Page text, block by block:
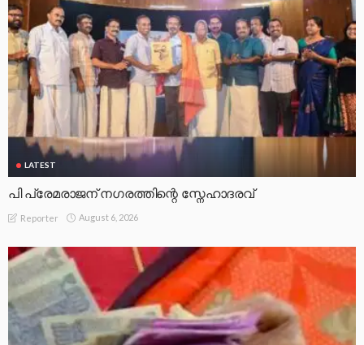
LATEST
പി പ്രേമരാജന് നഗരത്തിന്റെ സ്നേഹാദരവ്
Reporter August 6, 2026